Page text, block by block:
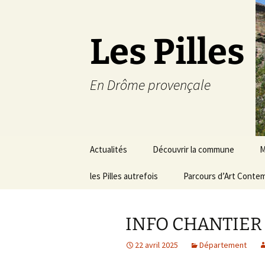
Les Pilles
En Drôme provençale
Aller
contenu
Actualités Découvrir la commune
Le mot du maire
Plans du village
les Pilles autrefois Parcours d’Art
INFO
22 avril 2025 Département